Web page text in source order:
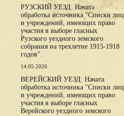
РУЗСКИЙ УЕЗД: Начата
обработка источника "Списки лиц
и учреждений, имеющих право
участия в выборе гласных
Рузского уездного земского
собрания на трехлетие 1915-1918
годов".
14.05.2026
ВЕРЕЙСКИЙ УЕЗД: Начата
обработка источника "Списки лиц
и учреждений, имеющих право
участия в выборе гласных
Верейского уездного земского